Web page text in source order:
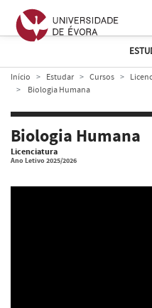
Início Estudar Cursos
Biologia Humana
Biologia Humana
Licenciatura
Ano Letivo 2025/2026